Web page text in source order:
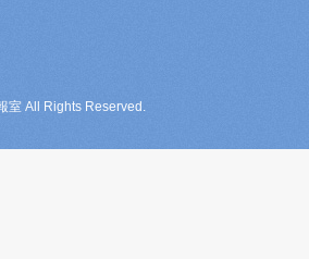
室 All Rights Reserved.